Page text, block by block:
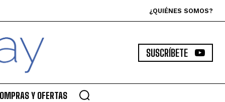
¿QUIÉNES SOMOS?
SUSCRÍBETE
Y OFERTAS